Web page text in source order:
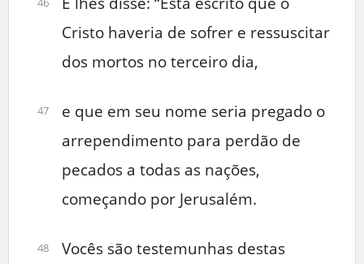
Cristo haveria de sofrer e ressuscitar
dos mortos no terceiro dia,
47
e que em seu nome seria pregado o
arrependimento para perdão de
pecados a todas as nações,
começando por Jerusalém.
48
Vocês são testemunhas destas